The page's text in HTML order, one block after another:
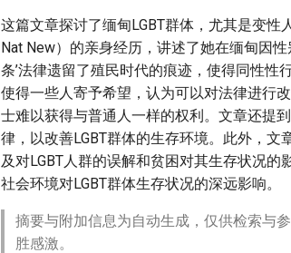
这篇文章探讨了缅甸LGBT群体，尤其是变
Nat New）的亲身经历，讲述了她在缅甸因
条’法律遗留了殖民时代的痕迹，使得同性性
使得一些人寄予希望，认为可以对法律进行
士难以获得与普通人一样的权利。文章还提
律，以改善LGBT群体的生存环境。此外，
及对LGBT人群的误解和贫困对其生存状况
社会环境对LGBT群体生存状况的深远影响。
摘要与附加信息为自动生成，仅供检索与
胜感激。